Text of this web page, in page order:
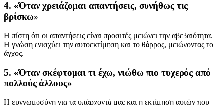
4. «Όταν χρειάζομαι απαντήσεις, συνήθως τις
βρίσκω»
Η πίστη ότι οι απαντήσεις είναι προσιτές μειώνει την αβεβαιότητα.
Η γνώση ενισχύει την αυτοεκτίμηση και το θάρρος, μειώνοντας το
άγχος.
5. «Όταν σκέφτομαι τι έχω, νιώθω πιο τυχερός από
πολλούς άλλους»
Η ευγνωμοσύνη για τα υπάρχοντά μας και η εκτίμηση αυτών που